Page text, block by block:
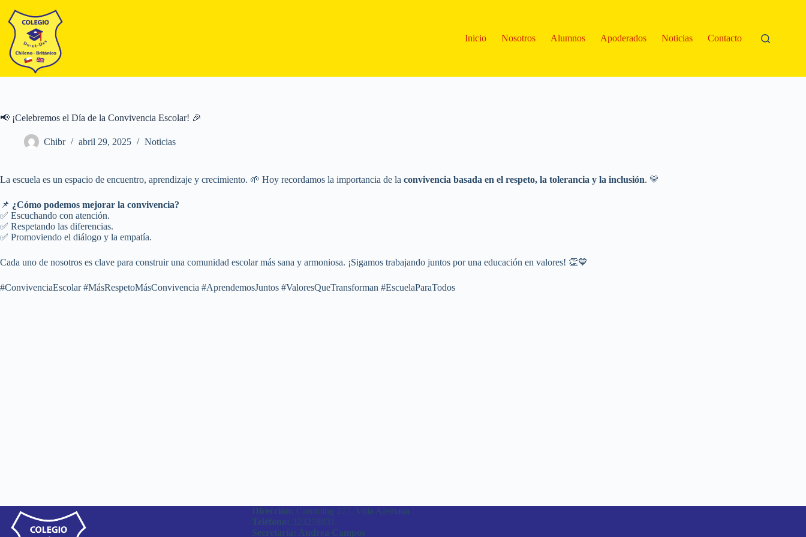
Inicio Nosotros Alumnos Apoderados Noticias Contacto
📢 ¡Celebremos el Día de la Convivencia Escolar! 🎉
Chibr abril 29, 2025 Noticias
La escuela es un espacio de encuentro, aprendizaje y crecimiento. 🌱 Hoy recordamos la importancia de la convivencia basada en el respeto, la tolerancia y la inclusión. 💛
📌 ¿Cómo podemos mejorar la convivencia?
✅ Escuchando con atención.
✅ Respetando las diferencias.
✅ Promoviendo el diálogo y la empatía.
Cada uno de nosotros es clave para construir una comunidad escolar más sana y armoniosa. ¡Sigamos trabajando juntos por una educación en valores! 👏💙
#ConvivenciaEscolar #MásRespetoMásConvivencia #AprendemosJuntos #ValoresQueTransforman #EscuelaParaTodos
Dirección: Cumming 277, Villa Alemana .
Teléfono: 323278831.
Secretaría: Andrea Campos